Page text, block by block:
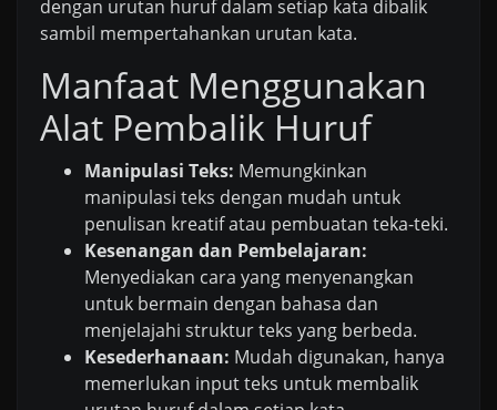
dengan urutan huruf dalam setiap kata dibalik
sambil mempertahankan urutan kata.
Manfaat Menggunakan
Alat Pembalik Huruf
Manipulasi Teks: Memungkinkan
manipulasi teks dengan mudah untuk
penulisan kreatif atau pembuatan teka-teki.
Kesenangan dan Pembelajaran:
Menyediakan cara yang menyenangkan
untuk bermain dengan bahasa dan
menjelajahi struktur teks yang berbeda.
Kesederhanaan: Mudah digunakan, hanya
memerlukan input teks untuk membalik